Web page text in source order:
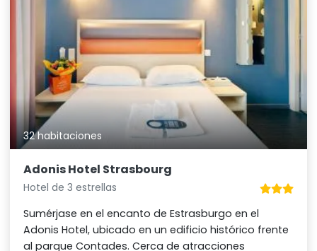
32 habitaciones
Adonis Hotel Strasbourg
Hotel de 3 estrellas
Sumérjase en el encanto de Estrasburgo en el
Adonis Hotel, ubicado en un edificio histórico frente
al parque Contades. Cerca de atracciones